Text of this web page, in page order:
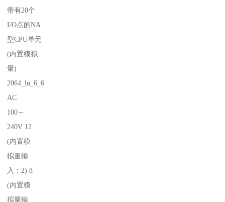
带有20个
I/O点的NA
型CPU单元
(内置模拟
量)
2064_lu_6_6
AC
100～
240V 12
(内置模
拟量输
入：2) 8
(内置模
拟量输